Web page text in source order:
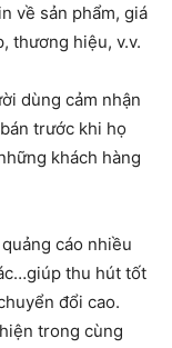
về sản phẩm, giá
thương hiệu, v.v.
dùng cảm nhận
trước khi họ
khách hàng
cáo nhiều
thu hút tốt
đổi cao.
trong cùng